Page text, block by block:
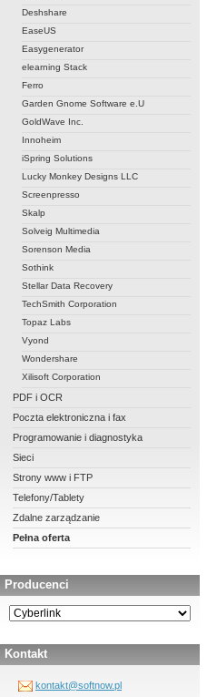
Deshshare
EaseUS
Easygenerator
elearning Stack
Ferro
Garden Gnome Software e.U
GoldWave Inc.
Innoheim
iSpring Solutions
Lucky Monkey Designs LLC
Screenpresso
Skalp
Solveig Multimedia
Sorenson Media
Sothink
Stellar Data Recovery
TechSmith Corporation
Topaz Labs
Vyond
Wondershare
Xilisoft Corporation
PDF i OCR
Poczta elektroniczna i fax
Programowanie i diagnostyka
Sieci
Strony www i FTP
Telefony/Tablety
Zdalne zarządzanie
Pełna oferta
Producenci
Kontakt
kontakt@softnow.pl